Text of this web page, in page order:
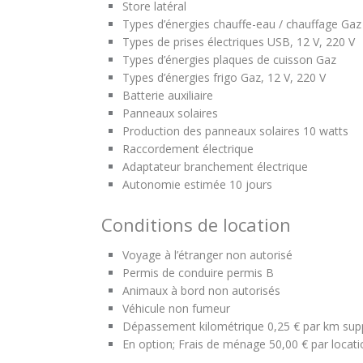
Store latéral
Types d’énergies chauffe-eau / chauffage Gaz
Types de prises électriques USB, 12 V, 220 V
Types d’énergies plaques de cuisson Gaz
Types d’énergies frigo Gaz, 12 V, 220 V
Batterie auxiliaire
Panneaux solaires
Production des panneaux solaires 10 watts
Raccordement électrique
Adaptateur branchement électrique
Autonomie estimée 10 jours
Conditions de location
Voyage à l’étranger non autorisé
Permis de conduire permis B
Animaux à bord non autorisés
Véhicule non fumeur
Dépassement kilométrique 0,25 € par km
En option; Frais de ménage 50,00 € par